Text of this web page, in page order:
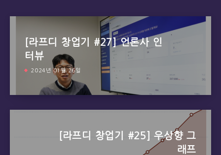
[라프디 창업기 #27] 언론사 인
터뷰
2024년 01월 26일
[라프디 창업기 #25] 우상향 그
래프